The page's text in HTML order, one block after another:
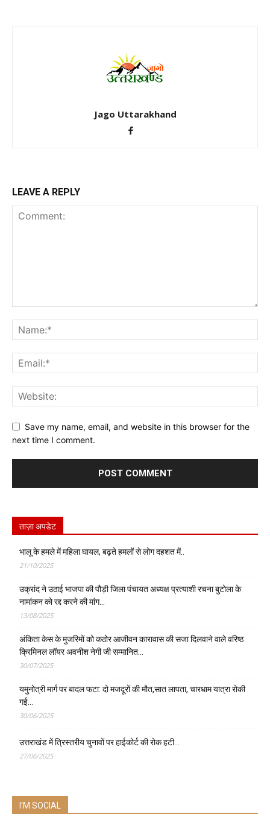
Jago Uttarakhand
LEAVE A REPLY
Save my name, email, and website in this browser for the
next time I comment.
ताज़ा अपडेट
भालू के हमले में महिला घायल, बढ़ते हमलों से लोग दहशत में..
21/10/2025
उक्रांद ने उठाई भाजपा की पौड़ी जिला पंचायत अध्यक्ष प्रत्याशी रचना बुटोला के
नामांकन को रद्द करने की मांग…
13/08/2025
अंकिता केस के मुजरिमों को कठोर आजीवन कारावास की सजा दिलवाने वाले वरिष्ठ
क्रिमिनल लॉयर अवनीश नेगी जी सम्मानित…
30/07/2025
यमुनोत्री मार्ग पर बादल फटा: दो मजदूरों की मौत,सात लापता, चारधाम यात्रा रोकी
गई…
30/06/2025
उत्तराखंड में त्रिस्तरीय चुनावों पर हाईकोर्ट की रोक हटी…
27/06/2025
I'M SOCIAL